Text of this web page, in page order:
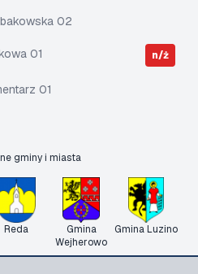
02
01 n/ż
01
gminy i miasta
Reda
Gmina
Wejherowo
Gmina Luzino